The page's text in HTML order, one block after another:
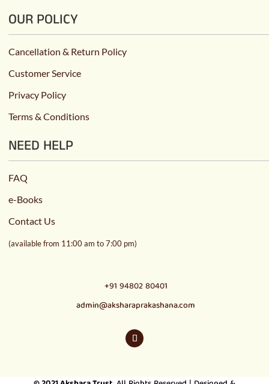
OUR POLICY
Cancellation & Return Policy
Customer Service
Privacy Policy
Terms & Conditions
NEED HELP
FAQ
e-Books
Contact Us
(available from 11:00 am to 7:00 pm)
+91 94802 80401
admin@aksharaprakashana.com